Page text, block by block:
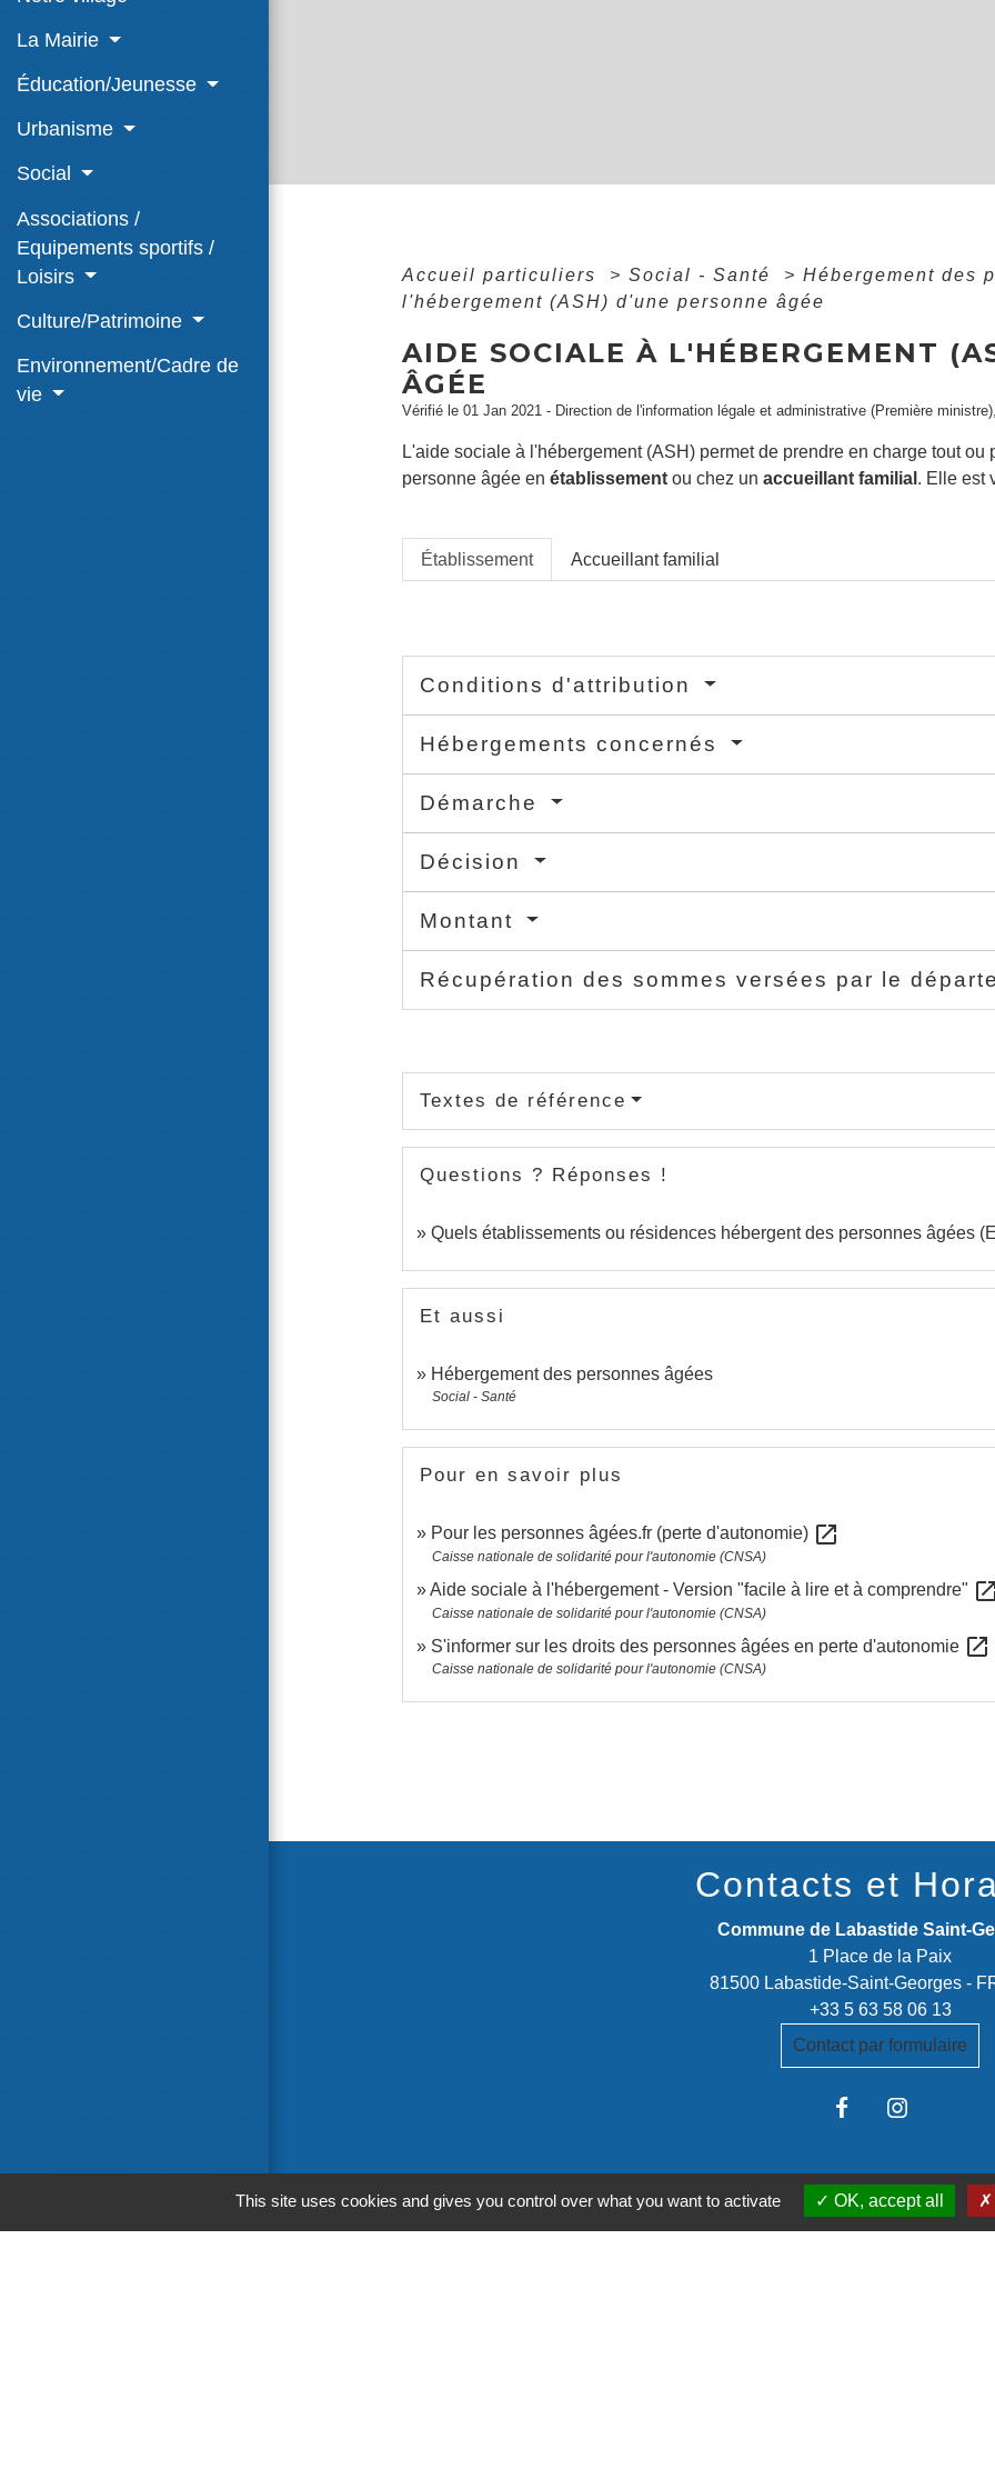
La Mairie
Éducation/Jeunesse
Urbanisme
Social
Associations /
Equipements sportifs /
Loisirs
Culture/Patrimoine
Environnement/Cadre de
vie
Accueil particuliers > Social - Santé > Hébergement des
l'hébergement (ASH) d'une personne âgée
AIDE SOCIALE À L'HÉBERGEMENT
ÂGÉE
Vérifié le 01 Jan 2021 - Direction de l'information légale et administrative (Première
L'aide sociale à l'hébergement (ASH) permet de prendre en charge tout ou
personne âgée en établissementou chez un accueillant familial . Elle est
Établissement Accueillant familial
Conditions d'attribution
Hébergements concernés
Démarche
Décision
Montant
Récupération des sommes versées par le
Textes de référence
Questions ? Réponses !
Quels établissements ou résidences hébergent des personnes âgées
Et aussi
Hébergement des personnes âgées
Social - Santé
Pour en savoir plus
Pour les personnes âgées.fr (perte d'autonomie) open_in_new
Caisse nationale de solidarité pour l'autonomie (CNSA)
Aide sociale à l'hébergement - Version "facile à lire et à comprendre" open_in_new
Caisse nationale de solidarité pour l'autonomie (CNSA)
S'informer sur les droits des personnes âgées en perte d'autonomie open_in_new
Caisse nationale de solidarité pour l'autonomie (CNSA)
Contacts et
Commune de Labastide Saint-
1 Place de la Paix
81500 Labastide-Saint-Georges -
+33 5 63 58 06 13
Contact par formulaire
This site uses cookies and gives you control over what you want to activate OK, accept all